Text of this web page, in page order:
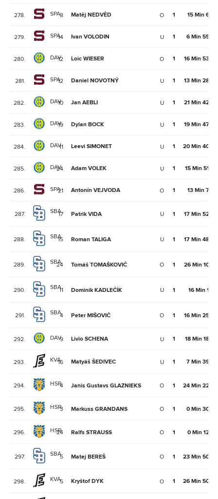
278. SPA8 Matěj NEDVĚD O 1 15 Min
279. SPA14 Ivan VOLODIN U 1 6 Min
280. DAV12 Loic WIESER O 1 16 Min
281. SPA12 Daniel NOVOTNÝ U 1 13 Min
282. DAV10 Jan AEBLI U 1 21 Min
283. DAV19 Dylan BOCK U 1 19 Min
284. DAV11 Leevi SIMONET U 1 20 Min
285. DAV
24 Adam VOLEK U 1 15 Min
286. SPA21 Antonín VEJVODA O 1 13 Min
287. SBA17 Patrik VIDA U 1 17 Min
288. SBA15 Roman TALIGA U 1 17 Min
289. SBA
24 Tomáš TOMAŠKOVIČ O 1 26 Min
290. SBA11 Dominik KADLEČÍK U 1 16 Min
291. SBA4 Peter MIŠOVIČ O 1 16 Min
292. DAV9 Livio SCHENA U 1 18 Min
293. KVA16 Matyáš ŠEDIVEC U 1 7 Min
294. HSR4 Janis Gustavs GLAZNIEKS O 1 24 Min
295. HSR3 Markuss GRANDANS O 1 0 Min
296. HSR
24 Ralfs STRAUSS O 1 0 Min
297. SBA5 Matej BEREŠ O 1 23 Min
298. KVA5 Kryštof DYK O 1 26 Min